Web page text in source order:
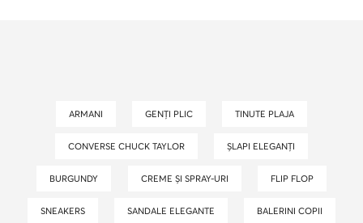
ARMANI GENȚI PLIC TINUTE PLAJA
CONVERSE CHUCK TAYLOR ȘLAPI ELEGANȚI
BURGUNDY CREME ȘI SPRAY-URI FLIP FLOP
SNEAKERS SANDALE ELEGANTE BALERINI COPII